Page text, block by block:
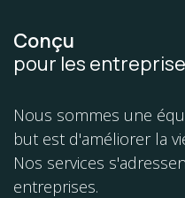
Conçu
pour les
Nous sommes une
but est d'améliorer la
Nos services
entreprises.